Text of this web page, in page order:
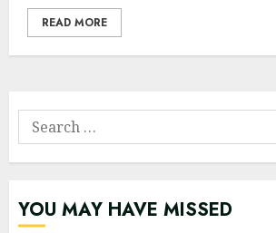
READ MORE
Search
for:
YOU MAY HAVE MISSED